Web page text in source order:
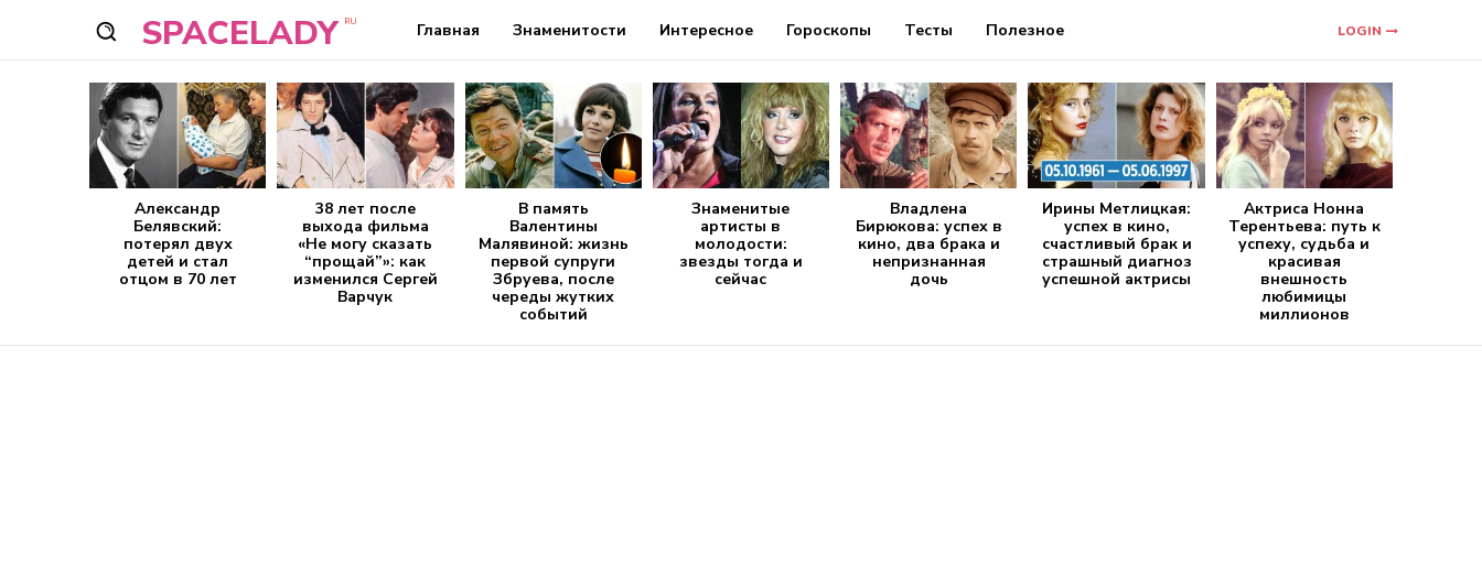
SPACELADY RU Главная Знаменитости Интересное Гороскопы Тесты Полезное LOGIN
Александр
Белявский:
потерял двух
детей и стал
отцом в 70 лет
38 лет после
выхода фильма
«Не могу сказать
“прощай”»: как
изменился Сергей
Варчук
В память
Валентины
Малявиной: жизнь
первой супруги
Збруева, после
череды жутких
событий
Знаменитые
артисты в
молодости:
звезды тогда и
сейчас
Владлена
Бирюкова: успех в
кино, два брака и
непризнанная
дочь
Ирины Метлицкая:
успех в кино,
счастливый брак и
страшный диагноз
успешной актрисы
Актриса Нонна
Терентьева: путь к
успеху, судьба и
красивая
внешность
любимицы
миллионов